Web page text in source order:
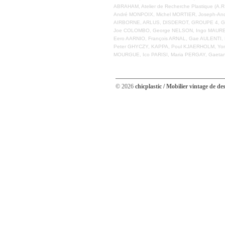
ABRAHAM, Atelier de Recherche Plastique
André MONPOIX, Michel MORTIER, Joseph-
AIRBORNE, ARLUS, DISDEROT, GROUPE 4,
Joe COLOMBO, George NELSON, Ingo
Eero AARNIO, François ARNAL, Gae
Peter GHYCZY, KAPPA, Poul KJAERHOLM,
MOURGUE, Ico PARISI, Maria PERGAY,
© 2026chicplastic / Mobilier vintage de